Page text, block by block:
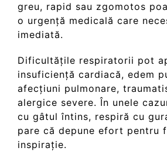
greu, rapid sau zgomotos
o urgență medicală care
imediată.
Dificultățile respiratorii pot
insuficiență cardiacă, edem
afecțiuni pulmonare,
alergice severe. În unele
cu gâtul întins, respiră cu
pare că depune efort pentru
inspirație.